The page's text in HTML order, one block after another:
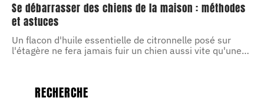
Se débarrasser des chiens de la maison : méthodes
et astuces
Un flacon d'huile essentielle de citronnelle posé sur
l'étagère ne fera jamais fuir un chien aussi vite qu'une…
RECHERCHE